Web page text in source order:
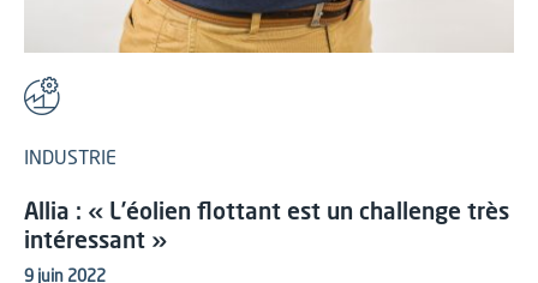
INDUSTRIE
Allia : « L’éolien flottant est un challenge très
intéressant »
9 juin 2022